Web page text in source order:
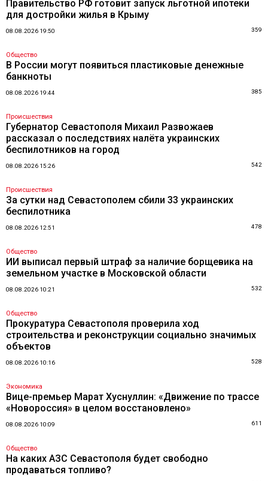
Правительство РФ готовит запуск льготной ипотеки
для достройки жилья в Крыму
08.08.2026 19:50 359
Общество
В России могут появиться пластиковые денежные
банкноты
08.08.2026 19:44 385
Происшествия
Губернатор Севастополя Михаил Развожаев
рассказал о последствиях налёта украинских
беспилотников на город
08.08.2026 15:26 542
Происшествия
За сутки над Севастополем сбили 33 украинских
беспилотника
08.08.2026 12:51 478
Общество
ИИ выписал первый штраф за наличие борщевика на
земельном участке в Московской области
08.08.2026 10:21 532
Общество
Прокуратура Севастополя проверила ход
строительства и реконструкции социально значимых
объектов
08.08.2026 10:16 528
Экономика
Вице-премьер Марат Хуснуллин: «Движение по трассе
«Новороссия» в целом восстановлено»
08.08.2026 10:09 611
Общество
На каких АЗС Севастополя будет свободно
продаваться топливо?